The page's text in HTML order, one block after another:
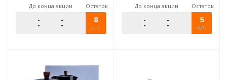
До конца акции Остаток
8
шт.
До конца акции Остаток
5
шт.